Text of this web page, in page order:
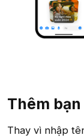
Thêm bạn
Thay vì nhập